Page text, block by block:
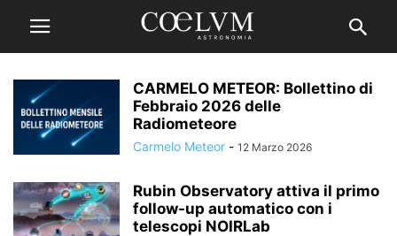
CARMELO METEOR: Bollettino di
Febbraio 2026 delle
Radiometeore
Carmelo Meteor - 12 Marzo 2026
Rubin Observatory attiva il primo
follow-up automatico con i
telescopi NOIRLab